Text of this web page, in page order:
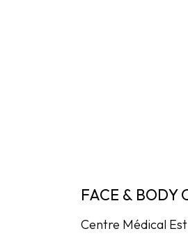
FACE & BODY
Centre Médical